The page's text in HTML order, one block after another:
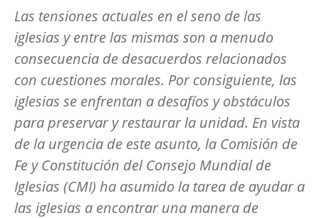
Las tensiones actuales en el seno de las
iglesias y entre las mismas son a menudo
consecuencia de desacuerdos relacionados
con cuestiones morales. Por consiguiente, las
iglesias se enfrentan a desafíos y obstáculos
para preservar y restaurar la unidad. En vista
de la urgencia de este asunto, la Comisión de
Fe y Constitución del Consejo Mundial de
Iglesias (CMI) ha asumido la tarea de ayudar a
las iglesias a encontrar una manera de